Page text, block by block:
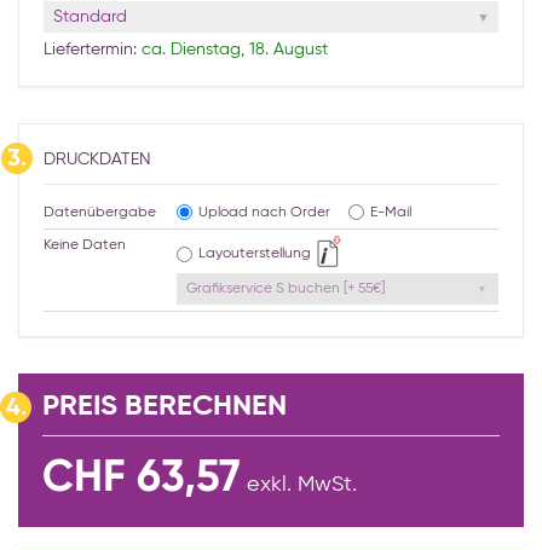
Standard
Liefertermin: ca. Dienstag, 18. August
3. DRUCKDATEN
Datenübergabe Upload nach Order E-Mail
Keine Daten
Layouterstellung
Grafikservice S buchen [+ 55€]
4. PREIS BERECHNEN
CHF 63,57 exkl. MwSt.